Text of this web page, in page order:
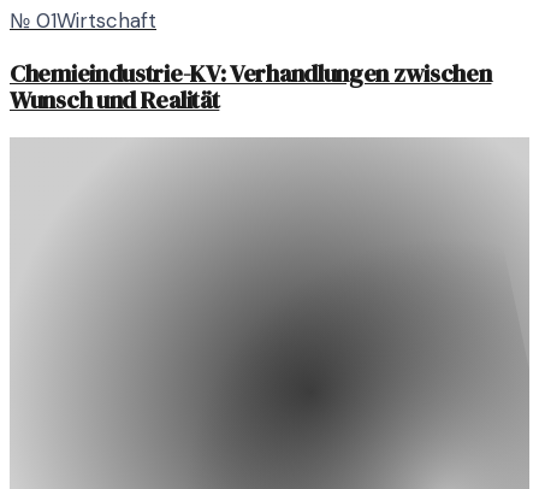
№ 01Wirtschaft
Chemieindustrie-KV: Verhandlungen zwischen
Wunsch und Realität